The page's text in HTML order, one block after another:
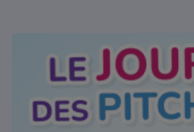
Où regarder TV Pitchoun ?
Radio